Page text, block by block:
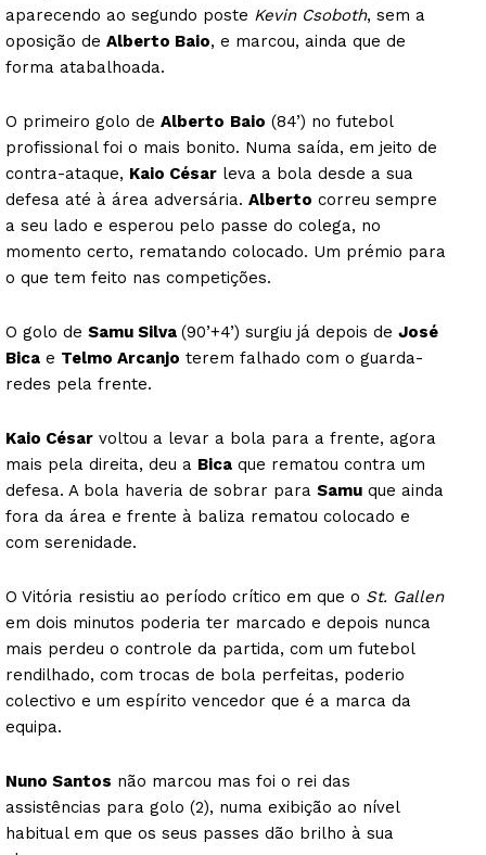
aparecendo ao segundo poste Kevin Csoboth, sem a
oposição de Alberto Baio, e marcou, ainda que de
forma atabalhoada.
O primeiro golo de Alberto Baio (84’) no futebol
profissional foi o mais bonito. Numa saída, em jeito de
contra-ataque, Kaio César leva a bola desde a sua
defesa até à área adversária. Alberto correu sempre
a seu lado e esperou pelo passe do colega, no
momento certo, rematando colocado. Um prémio para
o que tem feito nas competições.
O golo de Samu Silva (90’+4’) surgiu já depois de José
Bica e Telmo Arcanjo terem falhado com o guarda-
redes pela frente.
Kaio César voltou a levar a bola para a frente, agora
mais pela direita, deu a Bica que rematou contra um
defesa. A bola haveria de sobrar para Samu que ainda
fora da área e frente à baliza rematou colocado e
com serenidade.
O Vitória resistiu ao período crítico em que o St. Gallen
em dois minutos poderia ter marcado e depois nunca
mais perdeu o controle da partida, com um futebol
rendilhado, com trocas de bola perfeitas, poderio
colectivo e um espírito vencedor que é a marca da
equipa.
Nuno Santos não marcou mas foi o rei das
assistências para golo (2), numa exibição ao nível
habitual em que os seus passes dão brilho à sua